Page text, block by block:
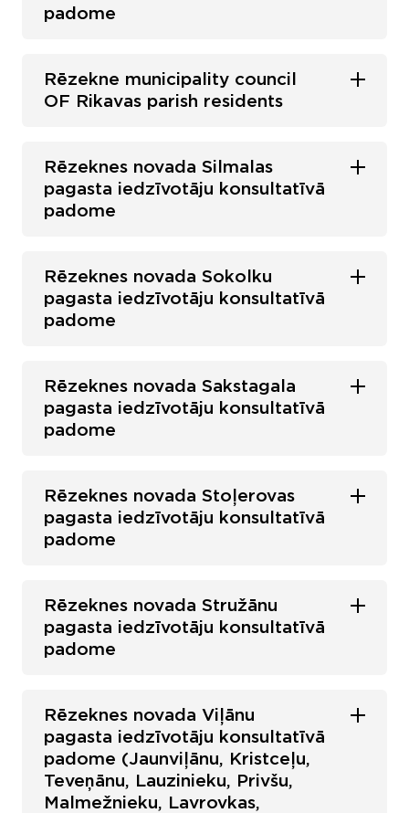
padome
Rēzekne municipality council
OF Rikavas parish residents
Rēzeknes novada Silmalas
pagasta iedzīvotāju konsultatīvā
padome
Rēzeknes novada Sokolku
pagasta iedzīvotāju konsultatīvā
padome
Rēzeknes novada Sakstagala
pagasta iedzīvotāju konsultatīvā
padome
Rēzeknes novada Stoļerovas
pagasta iedzīvotāju konsultatīvā
padome
Rēzeknes novada Stružānu
pagasta iedzīvotāju konsultatīvā
padome
Rēzeknes novada Viļānu
pagasta iedzīvotāju konsultatīvā
padome (Jaunviļānu, Kristceļu,
Teveņānu, Lauzinieku, Privšu,
Malmežnieku, Lavrovkas,